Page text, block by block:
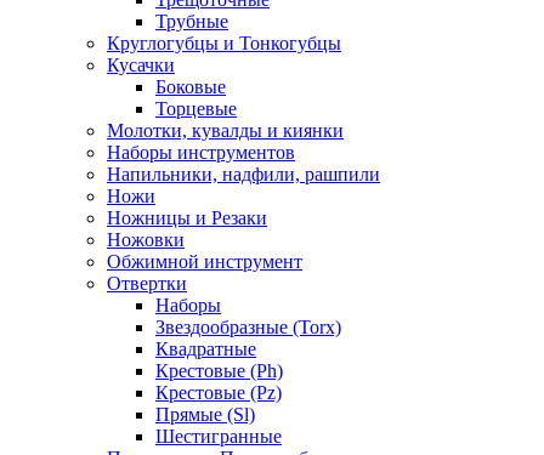
Трубные
Круглогубцы и Тонкогубцы
Кусачки
Боковые
Торцевые
Молотки, кувалды и киянки
Наборы инструментов
Напильники, надфили, рашпили
Ножи
Ножницы и Резаки
Ножовки
Обжимной инструмент
Отвертки
Наборы
Звездообразные (Torx)
Квадратные
Крестовые (Ph)
Крестовые (Pz)
Прямые (Sl)
Шестигранные